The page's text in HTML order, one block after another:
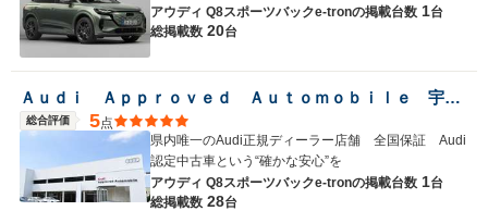
アウディ Q8スポーツバックe-tronの掲載台数 1台
総掲載数 20台
Ａｕｄｉ Ａｐｐｒｏｖｅｄ Ａｕｔｏｍｏｂｉｌｅ 宇都宮
総合評価 5点
県内唯一のAudi正規ディーラー店舗 全国保証 Audi
認定中古車という“確かな安心”を
アウディ Q8スポーツバックe-tronの掲載台数 1台
総掲載数 28台